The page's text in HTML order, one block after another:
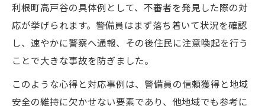
利根町高戸谷の具体例として、不審者を発見した際の対
応が挙げられます。警備員はまず落ち着いて状況を確認
し、速やかに警察へ通報、その後住民に注意喚起を行う
ことで大きな事故を防ぎました。
このような心得と対応事例は、警備員の信頼獲得と地域
安全の維持に欠かせない要素であり、他地域でも参考に